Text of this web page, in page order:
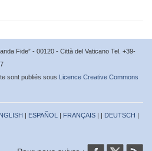
Fide” - 00120 - Città del Vaticano Tel. +39-
sont publiés sous Licence Creative Commons
| ESPAÑOL | FRANÇAIS | | DEUTSCH |